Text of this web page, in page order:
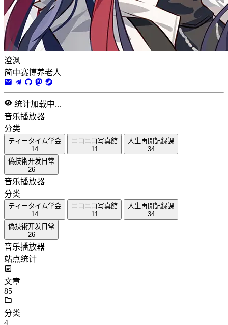
澄沨
简中赛博养老人
统计加载中...
音乐播放器
分类
ティータイム学会
14
ニコニコ写真館
11
人生再開記録課
34
偽技術开发日常
26
音乐播放器
分类
ティータイム学会
14
ニコニコ写真館
11
人生再開記録課
34
偽技術开发日常
26
音乐播放器
站点统计
文章
85
分类
4